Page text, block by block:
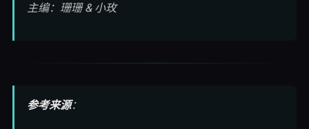
主编：珊珊 & 小玫
参考来源：